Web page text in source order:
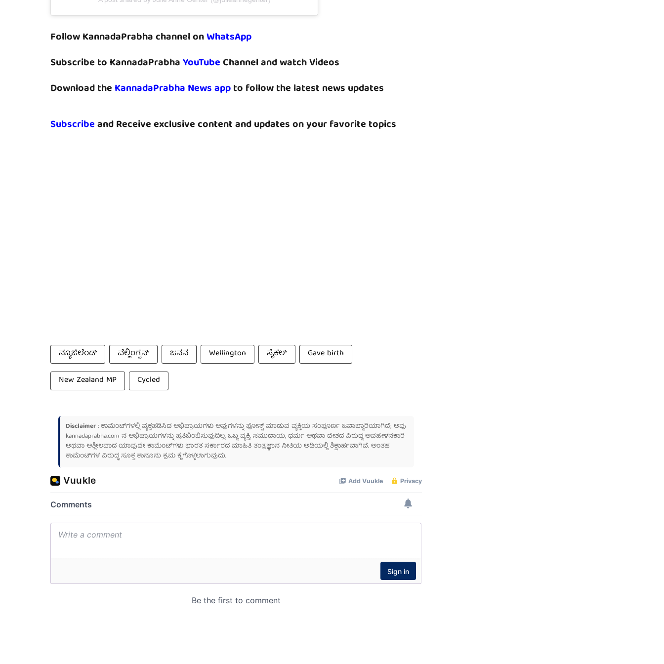
Follow KannadaPrabha channel onWhatsApp
Subscribe to KannadaPrabhaYouTubeChannel and watch Videos
Download the KannadaPrabha News appto follow the latest news updates
Subscribeand Receive exclusive content and updates on your favorite topics
ನ್ಯೂಜಿಲೆಂಡ್ ವೆಲ್ಲಿಂಗ್ಟನ್ ಜನನ Wellington ಸೈಕಲ್
Gave birth
New Zealand MP
Cycled
Disclaimer: ಕಾಮೆಂಟ್‌ಗಳಲ್ಲಿ ವ್ಯಕ್ತಪಡಿಸಿದ ಅಭಿಪ್ರಾಯಗಳು ಅವುಗಳನ್ನು ಪೋಸ್ಟ್ ಮಾಡುವ ವ್ಯಕ್ತಿಯ ಸಂಪೂರ್ಣ ಜವಾಬ್ದಾರಿಯಾಗಿದೆ; ಅವು
kannadaprabha.com ನ ಅಭಿಪ್ರಾಯಗಳನ್ನು ಪ್ರತಿಬಿಂಬಿಸುವುದಿಲ್ಲ. ಒಬ್ಬ ವ್ಯಕ್ತಿ, ಸಮುದಾಯ, ಧರ್ಮ ಅಥವಾ ದೇಶದ ವಿರುದ್ಧ ಅವಹೇಳನಕಾರಿ
ಅಥವಾ ಅಶ್ಲೀಲವಾದ ಯಾವುದೇ ಕಾಮೆಂಟ್‌ಗಳು ಭಾರತ ಸರ್ಕಾರದ ಮಾಹಿತಿ ತಂತ್ರಜ್ಞಾನ ನೀತಿಯ ಅಡಿಯಲ್ಲಿ ಶಿಕ್ಷಾರ್ಹವಾಗಿವೆ. ಅಂತಹ
ಕಾಮೆಂಟ್‌ಗಳ ವಿರುದ್ಧ ಸೂಕ್ತ ಕಾನೂನು ಕ್ರಮ ಕೈಗೊಳ್ಳಲಾಗುವುದು.